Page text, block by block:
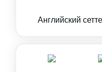
Английский